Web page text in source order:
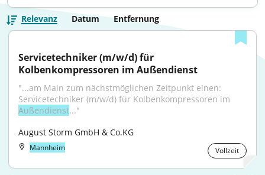
Relevanz Datum Entfernung
Servicetechniker (m/w/d) für
Kolbenkompressoren im Außendienst
"...am Main zum nächstmöglichen Zeitpunkt einen:
Außendienst..."
August Storm GmbH & Co.KG
Mannheim Vollzeit